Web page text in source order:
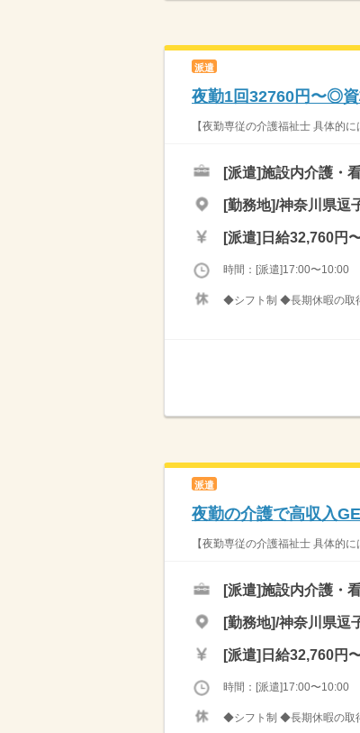
派遣
夜勤1回32760円〜◎
【夜勤専従の介護福祉士 具体的
[派遣]施設内介護・
[勤務地]/神奈川県逗
[派遣] 日給32,760円
時間：[派遣]17:00〜10:00
◆シフト制 ◆長期休暇の取
派遣
夜勤の介護で高収入
【夜勤専従の介護福祉士 具体的
[派遣]施設内介護・
[勤務地]/神奈川県逗
[派遣] 日給32,760円
時間：[派遣]17:00〜10:00
◆シフト制 ◆長期休暇の取